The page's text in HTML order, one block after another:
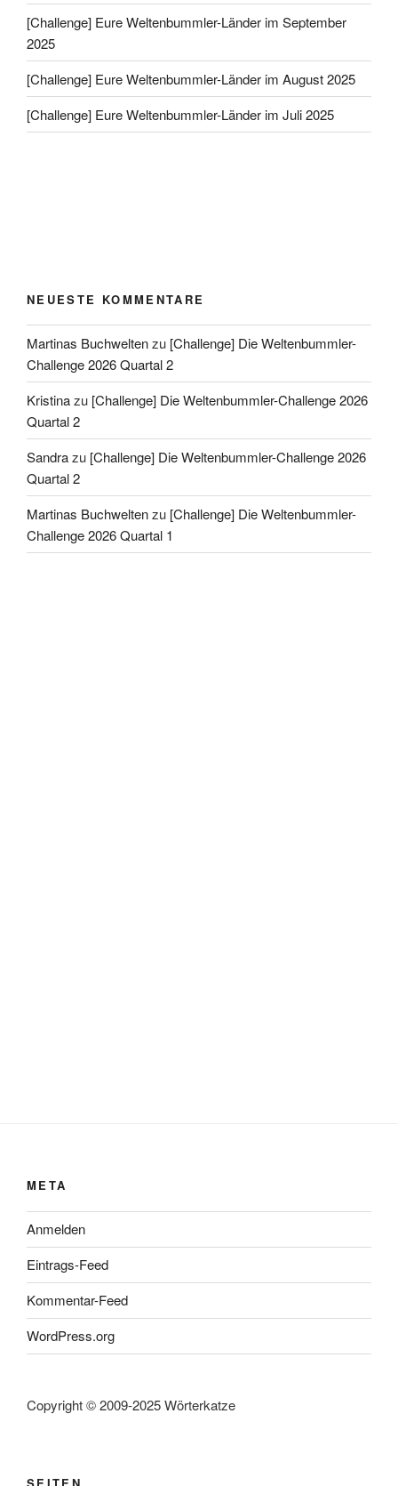
[Challenge] Eure Weltenbummler-Länder im September
2025
[Challenge] Eure Weltenbummler-Länder im August 2025
[Challenge] Eure Weltenbummler-Länder im Juli 2025
NEUESTE KOMMENTARE
Martinas Buchweltenzu [Challenge] Die Weltenbummler-
Challenge 2026 Quartal 2
Kristinazu [Challenge] Die Weltenbummler-Challenge 2026
Quartal 2
Sandrazu [Challenge] Die Weltenbummler-Challenge 2026
Quartal 2
Martinas Buchweltenzu [Challenge] Die Weltenbummler-
Challenge 2026 Quartal 1
META
Anmelden
Eintrags-Feed
Kommentar-Feed
WordPress.org
Copyright © 2009-2025 Wörterkatze